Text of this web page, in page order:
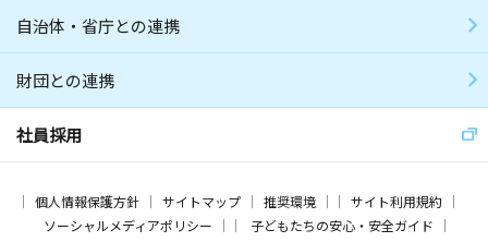
自治体・省庁との連携
財団との連携
社員採用
個人情報保護方針 サイトマップ 推奨環境
サイト利用規約
ソーシャルメディアポリシー
子どもたちの安心・安全ガイド